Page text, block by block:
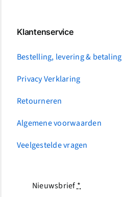
Klantenservice
Bestelling, levering & betaling
Privacy Verklaring
Retourneren
Algemene voorwaarden
Veelgestelde vragen
Nieuwsbrief*